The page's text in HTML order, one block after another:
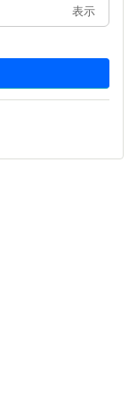
表示